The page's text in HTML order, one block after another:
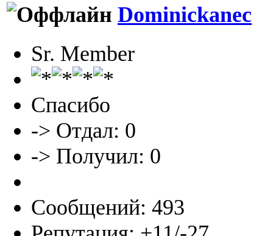
Dominickanec
Sr. Member
Спасибо
-> Отдал: 0
-> Получил: 0
Сообщений: 493